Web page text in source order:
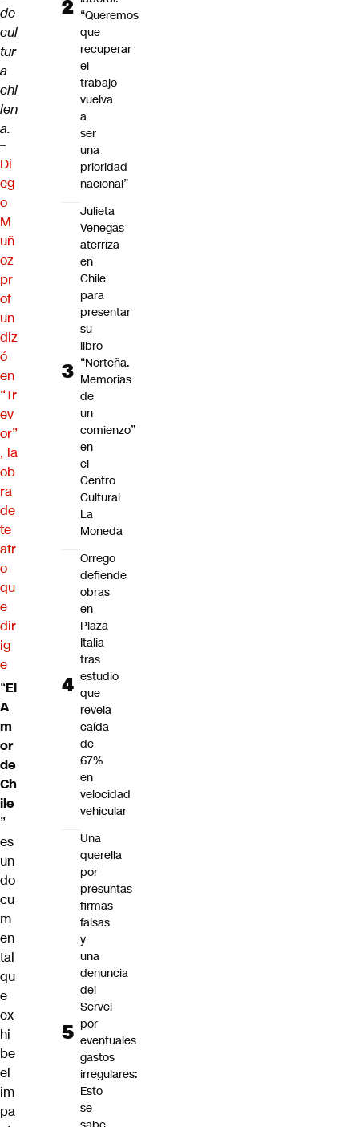
de
cul
tur
a
chi
len
a.
–
Di
eg
o
M
uñ
oz
pr
of
un
diz
ó
en
“Tr
ev
or”
, la
ob
ra
de
te
atr
o
qu
e
dir
ig
e
“El
A
m
or
de
Ch
ile
”
es
un
do
cu
m
en
tal
qu
e
ex
hi
be
el
im
pa
“Queremos
que
recuperar
el
trabajo
vuelva
a
ser
una
prioridad
nacional”
Julieta
Venegas
aterriza
en
Chile
para
presentar
su
libro
“Norteña.
Memorias
de
un
comienzo”
en
el
Centro
Cultural
La
Moneda
Orrego
defiende
obras
en
Plaza
Italia
tras
estudio
que
revela
caída
de
67%
en
velocidad
vehicular
Una
querella
por
presuntas
firmas
falsas
y
una
denuncia
del
Servel
por
eventuales
gastos
irregulares:
Esto
se